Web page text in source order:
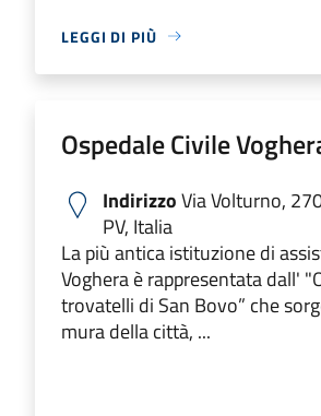
LEGGI DI PIÙ
Ospedale Civile
IndirizzoVia Volturno,
PV, Italia
La più antica istituzione di
Voghera è rappresentata dall'
trovatelli di San Bovo” che
mura della città, ...